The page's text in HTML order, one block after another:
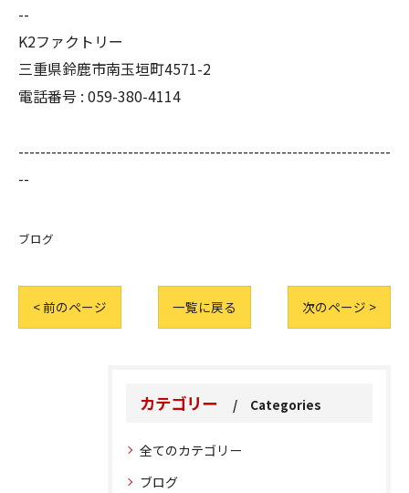
--
K2ファクトリー
三重県鈴鹿市南玉垣町4571-2
電話番号 : 059-380-4114
--------------------------------------------------------------------
--
ブログ
< 前のページ 一覧に戻る 次のページ >
カテゴリー Categories
全てのカテゴリー
ブログ